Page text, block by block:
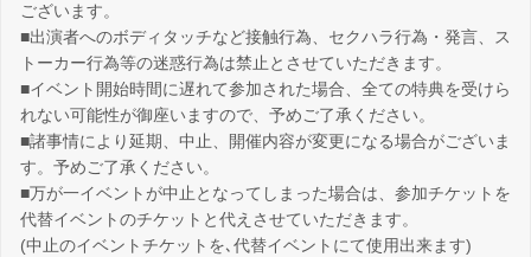
ございます。
■出演者へのボディタッチなど接触行為、セクハラ行為・発言、ス
トーカー行為等の迷惑行為は禁止とさせていただきます。
■イベント開始時間に遅れて参加された場合、全ての特典を受けら
れない可能性が御座いますので、予めご了承ください。
■諸事情により延期、中止、開催内容が変更になる場合がございま
す。予めご了承ください。
■万が一イベントが中止となってしまった場合は、参加チケットを
代替イベントのチケットと代えさせていただきます。
(中止のイベントチケットを､代替イベントにて使用出来ます)